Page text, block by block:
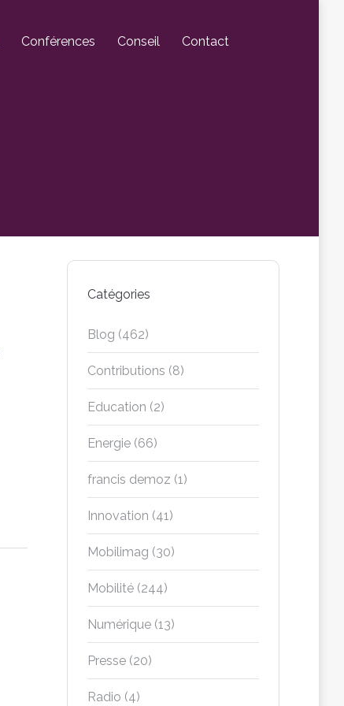
Conférences Conseil Contact
Catégories
Blog (462)
Contributions (8)
Education (2)
Energie (66)
francis demoz (1)
Innovation (41)
Mobilimag (30)
Mobilité (244)
Numérique (13)
Presse (20)
Radio (4)